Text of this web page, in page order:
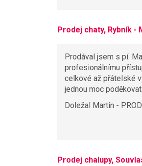
Prodej chaty, Rybník -
Prodával jsem s pí.
profesionálnímu
celkové až přátelské
jednou moc
Doležal Martin -
Prodej chalupy,